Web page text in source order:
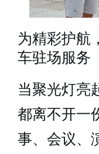
为精彩护
车驻场服务
当聚光灯亮
都离不开一
事、会议、